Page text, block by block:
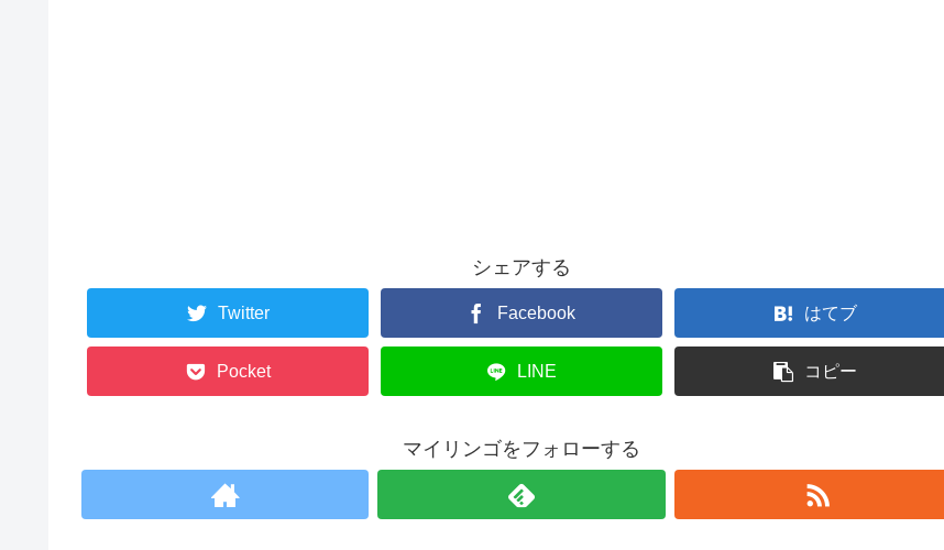
シェアする
Twitter Facebook はてブ
Pocket LINE コピー
マイリンゴをフォローする